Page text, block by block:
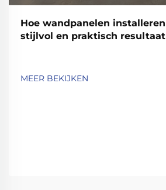
Hoe wandpanelen
stijlvol en praktisch resultaat
MEER BEKIJKEN